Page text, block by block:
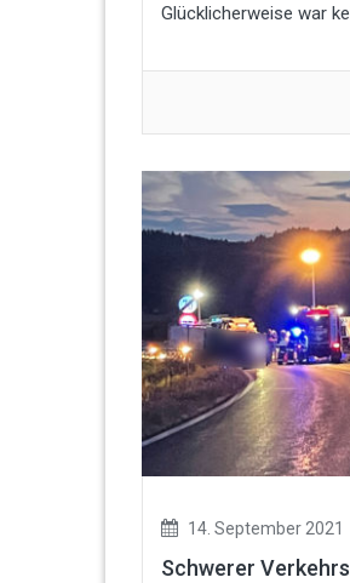
Glücklicherweise war
14. September 2021
Schwerer